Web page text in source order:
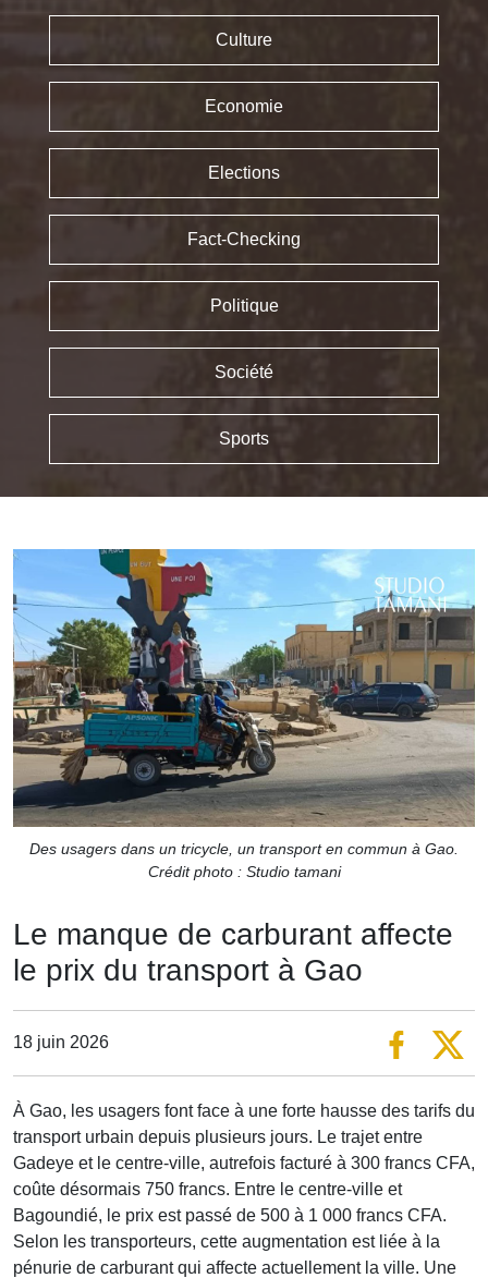
Culture
Economie
Elections
Fact-Checking
Politique
Société
Sports
Des usagers dans un tricycle, un transport en commun à Gao.
Crédit photo : Studio tamani
Le manque de carburant affecte
le prix du transport à Gao
18 juin 2026
À Gao, les usagers font face à une forte hausse des tarifs du
transport urbain depuis plusieurs jours. Le trajet entre
Gadeye et le centre-ville, autrefois facturé à 300 francs CFA,
coûte désormais 750 francs. Entre le centre-ville et
Bagoundié, le prix est passé de 500 à 1 000 francs CFA.
Selon les transporteurs, cette augmentation est liée à la
pénurie de carburant qui affecte actuellement la ville. Une